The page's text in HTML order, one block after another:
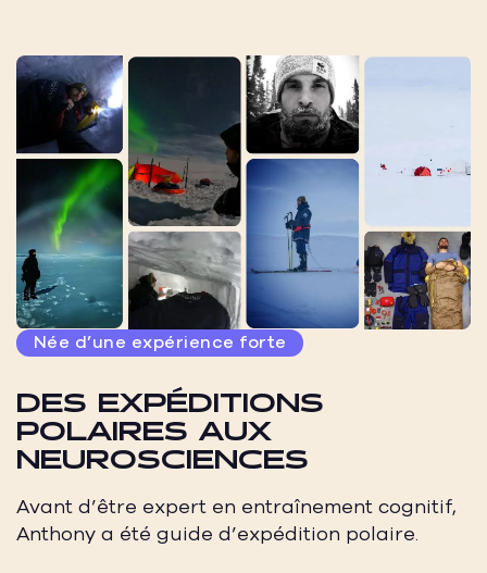
Née d’une expérience forte
DES EXPÉDITIONS
POLAIRES AUX
NEUROSCIENCES
Avant d’être expert en entraînement cognitif,
Anthony a été guide d’expédition polaire.